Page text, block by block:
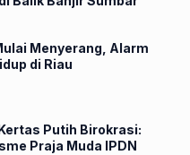
Menyerang, Alarm
di Riau
Putih Birokrasi:
Praja Muda IPDN